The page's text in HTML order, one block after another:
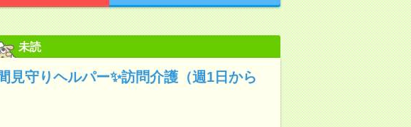
未読
見守りヘルパー✨訪問介護（週1日から